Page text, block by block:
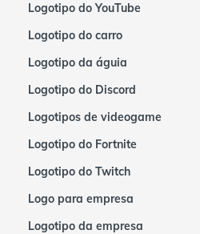
Logotipo do YouTube
Logotipo do carro
Logotipo da águia
Logotipo do Discord
Logotipos de videogame
Logotipo do Fortnite
Logotipo do Twitch
Logo para empresa
Logotipo da empresa